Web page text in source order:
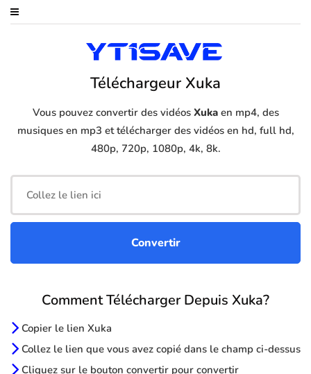
Téléchargeur Xuka
Vous pouvez convertir des vidéos Xukaen mp4, des
musiques en mp3 et télécharger des vidéos en hd, full hd,
480p, 720p, 1080p, 4k, 8k.
Comment Télécharger Depuis Xuka?
Copier le lien Xuka
Collez le lien que vous avez copié dans le champ ci-dessus
Cliquez sur le bouton convertir pour convertir